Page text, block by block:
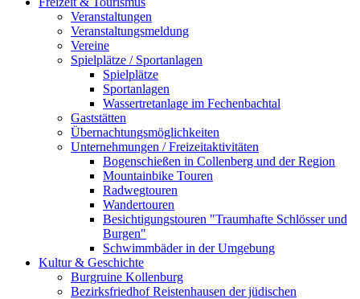
Veranstaltungen
Veranstaltungsmeldung
Vereine
Spielplätze / Sportanlagen
Spielplätze
Sportanlagen
Wassertretanlage im Fechenbachtal
Gaststätten
Übernachtungsmöglichkeiten
Unternehmungen / Freizeitaktivitäten
Bogenschießen in Collenberg und der Region
Mountainbike Touren
Radwegtouren
Wandertouren
Besichtigungstouren "Traumhafte Schlösser und
Burgen"
Schwimmbäder in der Umgebung
Kultur & Geschichte
Burgruine Kollenburg
Bezirksfriedhof Reistenhausen der jüdischen